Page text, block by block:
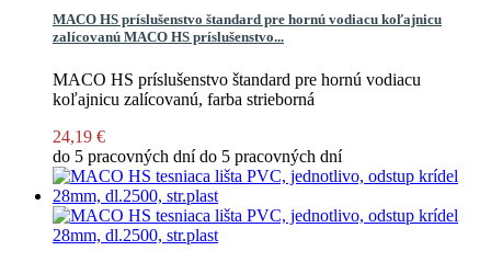
MACO HS príslušenstvo štandard pre hornú vodiacu koľajnicu
zalícovanú MACO HS príslušenstvo...
MACO HS príslušenstvo štandard pre hornú vodiacu
koľajnicu zalícovanú, farba strieborná
24,19 €
do 5 pracovných dnído 5 pracovných dní